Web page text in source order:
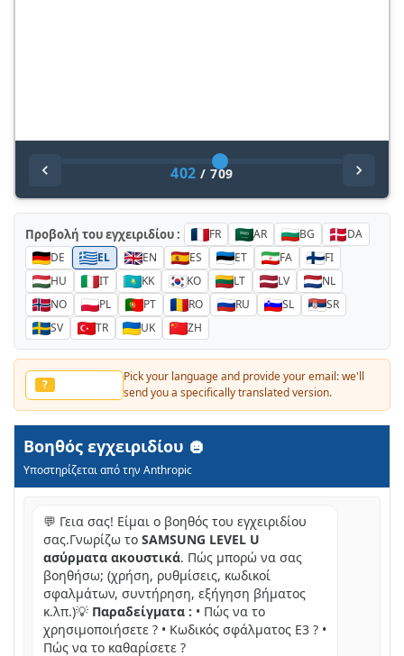
402 /709
Προβολή του εγχειριδίου : FR AR BG
DA
DE
EL EN ES ET FA
FI
HU
IT KK KO LT LV
NL
NO
PL PT RO RU SL
SR
SV
TR UK ZH
?
Pick your language and provide your email: we'll
send you a specifically translated version.
Βοηθός εγχειριδίου
Υποστηρίζεται από την Anthropic
💬 Γεια σας! Είμαι ο βοηθός του εγχειριδίου
σας.Γνωρίζω το SAMSUNG LEVEL U
ασύρματα ακουστικά. Πώς μπορώ να σας
βοηθήσω; (χρήση, ρυθμίσεις, κωδικοί
σφαλμάτων, συντήρηση, εξήγηση βήματος
κ.λπ.)💡 Παραδείγματα : • Πώς να το
χρησιμοποιήσετε ? • Κωδικός σφάλματος E3 ? •
Πώς να το καθαρίσετε ?